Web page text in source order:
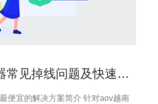
常见掉线问题及快速修
便宜的解决方案简介 针对aov越南